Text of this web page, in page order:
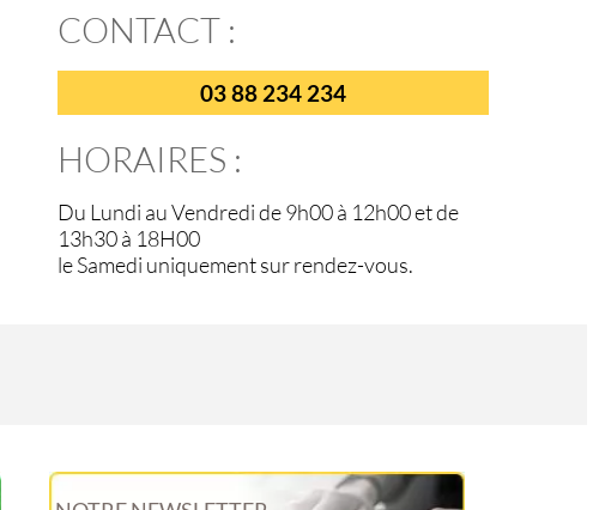
CONTACT :
03 88 234 234
HORAIRES :
Du Lundi au Vendredi de 9h00 à 12h00 et de
13h30 à 18H00
le Samedi uniquement sur rendez-vous.